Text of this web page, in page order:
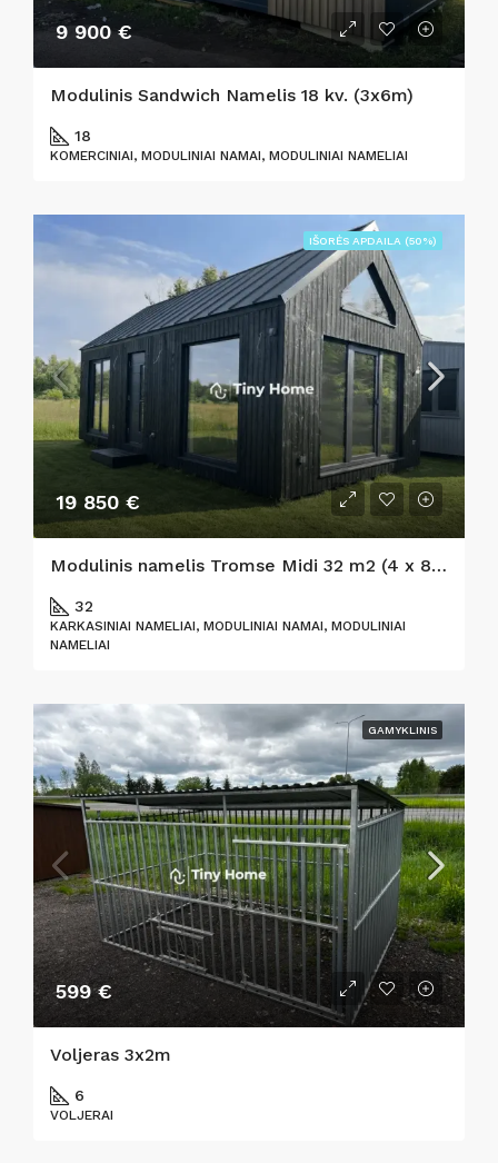
9 900 €
Modulinis Sandwich Namelis 18 kv. (3x6m)
18
KOMERCINIAI, MODULINIAI NAMAI, MODULINIAI NAMELIAI
IŠORĖS APDAILA (50%)
19 850 €
Modulinis namelis Tromse Midi 32 m2 (4 x 8m)
32
KARKASINIAI NAMELIAI, MODULINIAI NAMAI, MODULINIAI
NAMELIAI
GAMYKLINIS
599 €
Voljeras 3x2m
6
VOLJERAI